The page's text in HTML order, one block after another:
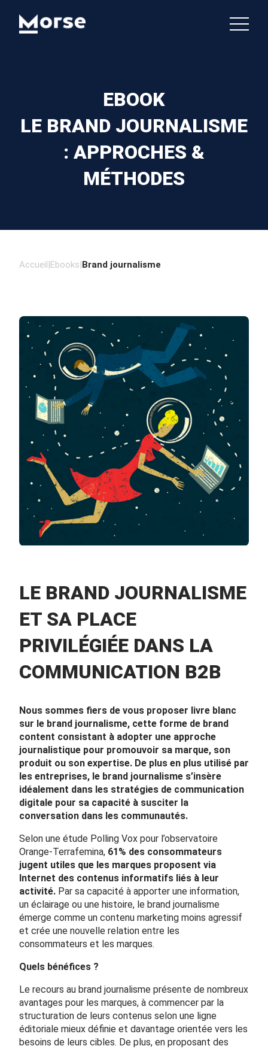
EBOOK
LE BRAND JOURNALISME
: APPROCHES &
MÉTHODES
Accueil|Ebooks|Brand journalisme
LE BRAND JOURNALISME
ET SA PLACE
PRIVILÉGIÉE DANS LA
COMMUNICATION B2B
Nous sommes fiers de vous proposer livre blanc
sur le brand journalisme, cette forme de brand
content consistant à adopter une approche
journalistique pour promouvoir sa marque, son
produit ou son expertise. De plus en plus utilisé par
les entreprises, le brand journalisme s’insère
idéalement dans les stratégies de communication
digitale pour sa capacité à susciter la
conversation dans les communautés.
Selon une étude Polling Vox pour l’observatoire
Orange-Terrafemina, 61% des consommateurs
jugent utiles que les marques proposent via
Internet des contenus informatifs liés à leur
activité. Par sa capacité à apporter une information,
un éclairage ou une histoire, le brand journalisme
émerge comme un contenu marketing moins agressif
et crée une nouvelle relation entre les
consommateurs et les marques.
Quels bénéfices ?
Le recours au brand journalisme présente de nombreux
avantages pour les marques, à commencer par la
structuration de leurs contenus selon une ligne
éditoriale mieux définie et davantage orientée vers les
besoins de leurs cibles. De plus, en proposant des